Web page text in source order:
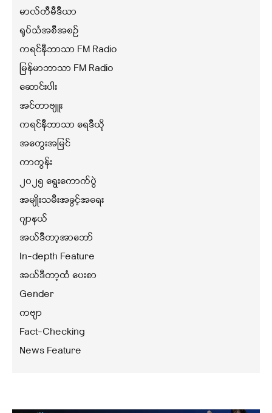
မာလ်တီမီဒီယာ
ရုပ်သံအစီအစဉ်
ကရင်နီဘာသာ FM Radio
မြန်မာဘာသာ FM Radio
ဆောင်းပါး
အင်တာဗျူး
ကရင်နီဘာသာ ရေဒီယို
အတွေးအမြင်
ကာတွန်း
၂၀၂၅ ရွေးကောက်ပွဲ
အမျိုးသမီးအခွင့်အရေး
ဂျာနယ်
အယ်ဒီတာ့အာဘော်
In-depth Feature
အယ်ဒီတာ့ထံ ပေးစာ
Gender
ကဗျာ
Fact-Checking
News Feature